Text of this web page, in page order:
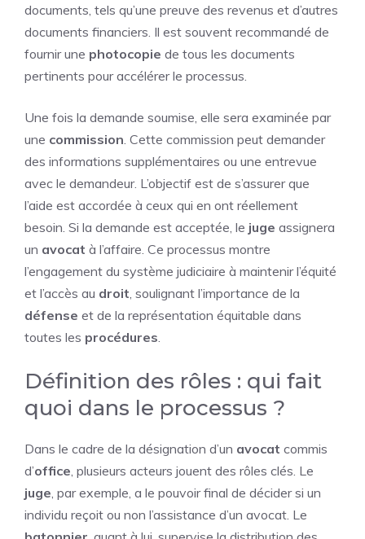
documents, tels qu’une preuve des revenus et d’autres
documents financiers. Il est souvent recommandé de
fournir une photocopie de tous les documents
pertinents pour accélérer le processus.
Une fois la demande soumise, elle sera examinée par
une commission . Cette commission peut demander
des informations supplémentaires ou une entrevue
avec le demandeur. L’objectif est de s’assurer que
l’aide est accordée à ceux qui en ont réellement
besoin. Si la demande est acceptée, le juge assignera
un avocat à l’affaire. Ce processus montre
l’engagement du système judiciaire à maintenir l’équité
et l’accès au droit , soulignant l’importance de la
défense et de la représentation équitable dans
toutes les procédures
Définition des rôles : qui fait
quoi dans le processus ?
Dans le cadre de la désignation d’un avocat commis
d’office , plusieurs acteurs jouent des rôles clés. Le
juge , par exemple, a le pouvoir final de décider si un
individu reçoit ou non l’assistance d’un avocat. Le